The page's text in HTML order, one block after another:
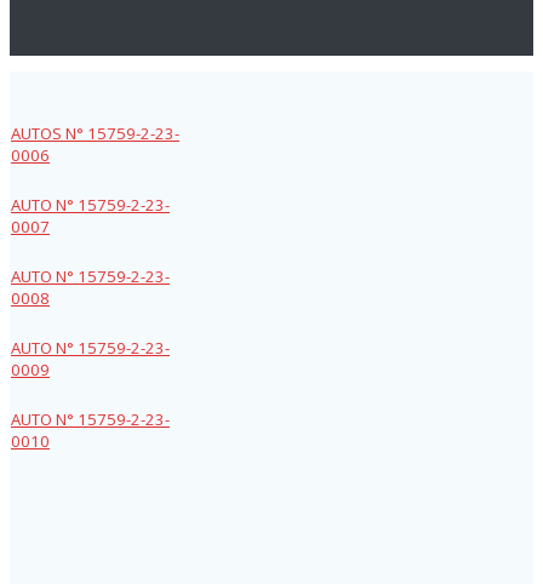
AUTOS N° 15759-2-23-
0006
AUTO N° 15759-2-23-
0007
AUTO N° 15759-2-23-
0008
AUTO N° 15759-2-23-
0009
AUTO N° 15759-2-23-
0010